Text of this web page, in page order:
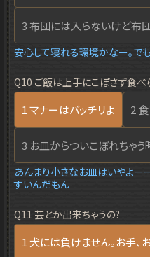
3 布団には入らないけど布
安心して寝れる環境かなー。で
Q10 ご飯は上手にこぼさず食べ
1 マナーはバッチリよ 2
3 お皿からついこぼれちゃう
あんまり小さなお皿はいやよー
すいんだもん
Q11 芸とか出来ちゃうの?
1 犬には負けません。お手、お